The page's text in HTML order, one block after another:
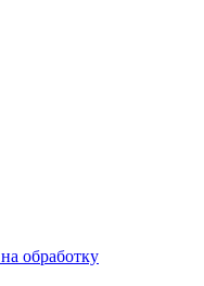
обработку